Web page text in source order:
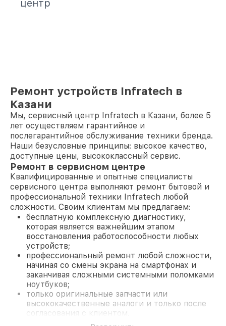
центр
Ремонт устройств Infratech в
Казани
Мы, сервисный центр Infratech в Казани, более 5
лет осуществляем гарантийное и
послегарантийное обслуживание техники бренда.
Наши безусловные принципы: высокое качество,
доступные цены, высококлассный сервис.
Ремонт в сервисном центре
Квалифицированные и опытные специалисты
сервисного центра выполняют ремонт бытовой и
профессиональной техники Infratech любой
сложности. Своим клиентам мы предлагаем:
бесплатную комплексную диагностику,
которая является важнейшим этапом
восстановления работоспособности любых
устройств;
профессиональный ремонт любой сложности,
начиная со смены экрана на смартфонах и
заканчивая сложными системными поломками
ноутбуков;
только оригинальные запчасти или
высококачественные аналоги и только после
согласования с клиентом.
На все работы и замененные комплектующие